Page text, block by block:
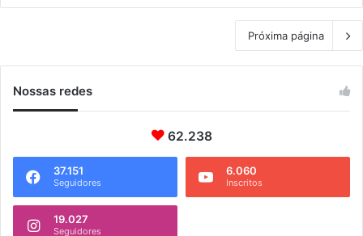
Próxima página
Nossas redes
62.238
37.151
Seguidores
6.060
Inscritos
19.027
Seguidores